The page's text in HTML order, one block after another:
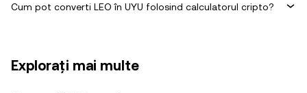
Cum pot converti LEO în UYU folosind calculatorul cripto?
Explorați mai multe